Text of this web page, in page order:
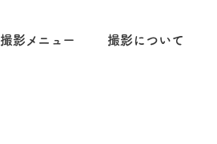
撮影メニュー 撮影について